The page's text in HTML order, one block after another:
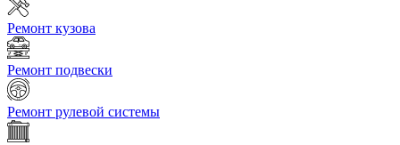
Ремонт кузова
Ремонт подвески
Ремонт рулевой системы